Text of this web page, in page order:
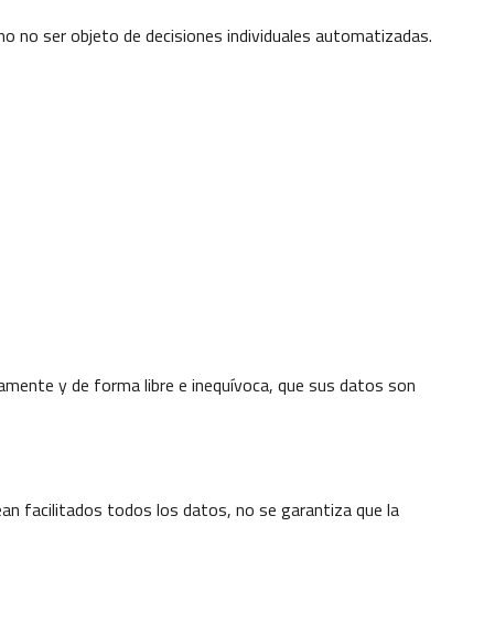
no ser objeto de decisiones individuales automatizadas.
y de forma libre e inequívoca, que sus datos son
facilitados todos los datos, no se garantiza que la